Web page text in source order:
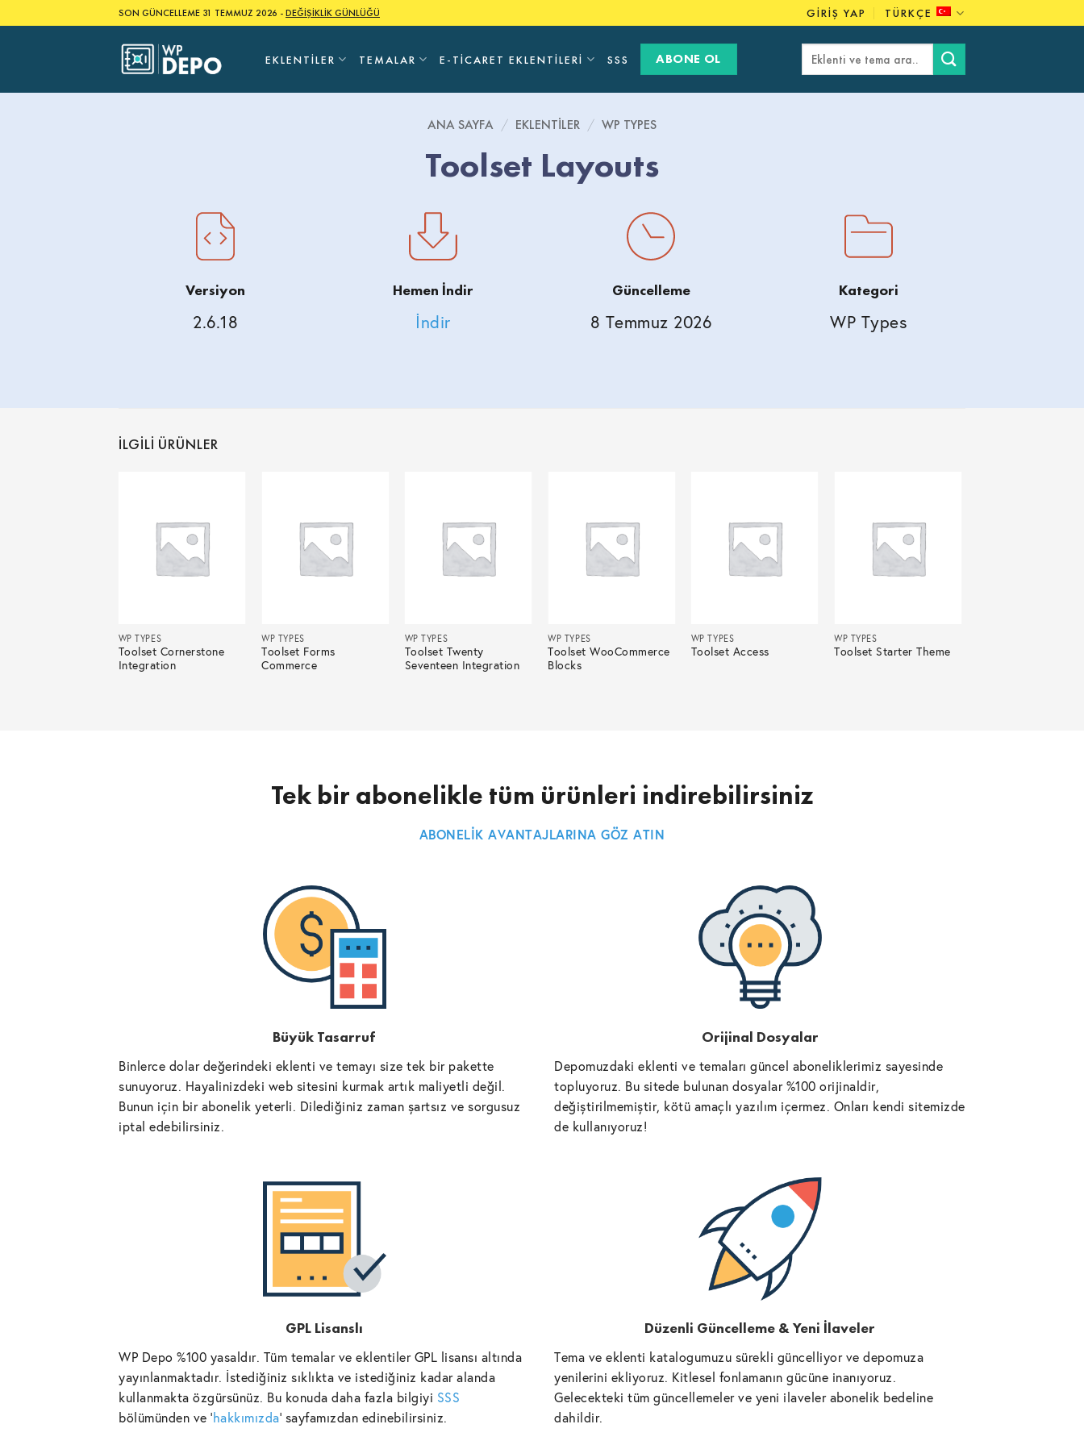
to
SON GÜNCELLEME 31 TEMMUZ 2026 -DEĞİŞİKLİK GÜNLÜĞÜ GIRIŞ YAP TÜRKÇE
EKLENTILER TEMALAR E-TICARET EKLENTILERI SSS ABONE OL Ara:
ANA SAYFA / EKLENTILER / WP TYPES
Toolset Layouts
Versiyon
2.6.18
Hemen İndir
İndir
Güncelleme
8 Temmuz 2026
Kategori
WP Types
İLGILI ÜRÜNLER
WP TYPES
Toolset Cornerstone
Integration
WP TYPES
Toolset Forms
Commerce
WP TYPES
Toolset Twenty
Seventeen Integration
WP TYPES
Toolset WooCommerce
Blocks
WP TYPES
Toolset Access
WP TYPES
Toolset Starter Theme
Tek bir abonelikle tüm ürünleri indirebilirsiniz
ABONELİK AVANTAJLARINA GÖZ ATIN
Büyük Tasarruf
Binlerce dolar değerindeki eklenti ve temayı size tek bir pakette
sunuyoruz. Hayalinizdeki web sitesini kurmak artık maliyetli değil.
Bunun için bir abonelik yeterli. Dilediğiniz zaman şartsız ve sorgusuz
iptal edebilirsiniz.
Orijinal Dosyalar
Depomuzdaki eklenti ve temaları güncel aboneliklerimiz sayesinde
topluyoruz. Bu sitede bulunan dosyalar %100 orijinaldir,
değiştirilmemiştir, kötü amaçlı yazılım içermez. Onları kendi sitemizde
de kullanıyoruz!
GPL Lisanslı
WP Depo %100 yasaldır. Tüm temalar ve eklentiler GPL lisansı altında
yayınlanmaktadır. İstediğiniz sıklıkta ve istediğiniz kadar alanda
kullanmakta özgürsünüz. Bu konuda daha fazla bilgiyi SSS
bölümünden ve 'hakkımızda' sayfamızdan edinebilirsiniz.
Düzenli Güncelleme & Yeni İlaveler
Tema ve eklenti katalogumuzu sürekli güncelliyor ve depomuza
yenilerini ekliyoruz. Kitlesel fonlamanın gücüne inanıyoruz.
Gelecekteki tüm güncellemeler ve yeni ilaveler abonelik bedeline
dahildir.